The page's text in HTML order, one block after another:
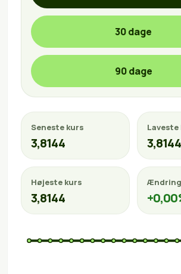
30 dage
90 dage
Seneste kurs
3,8144
Laveste
3,8144
Højeste kurs
3,8144
Ændring